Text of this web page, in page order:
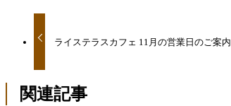
ライステラスカフェ 11月の営業日のご案内
関連記事